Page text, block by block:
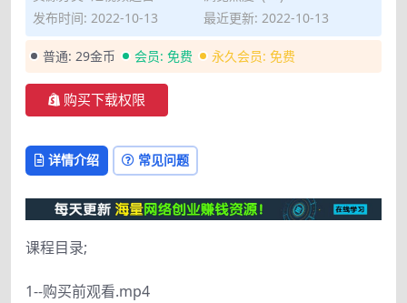
发布时间: 2022-10-13
最近更新: 2022-10-13
普通: 29金币 会员: 免费 永久会员: 免费
购买下载权限
详情介绍 常见问题
课程目录;
1--购买前观看.mp4